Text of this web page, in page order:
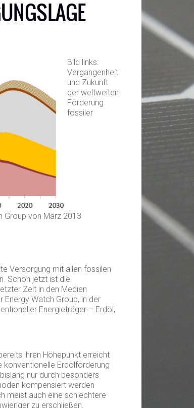
Bild links:
Vergangenheit
und Zukunft
der weltweiten
Förderung
fossiler
Group von März 2013
Versorgung mit allen fossilen
Schon jetzt ist die
Zeit in den Medien
Watch Group, in der
Energieträger – Erdöl,
ihren Höhepunkt erreicht
konventionelle Erdölförderung
nur durch besonders
kompensiert werden
meist auch eine schlechtere
zu erschließen.